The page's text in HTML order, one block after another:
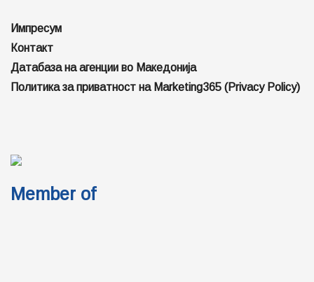
Импресум
Контакт
Датабаза на агенции во Македонија
Политика за приватност на Marketing365 (Privacy Policy)
Member of